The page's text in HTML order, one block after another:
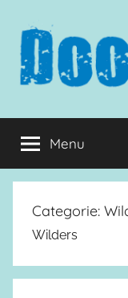
inhoud
springen
Menu
Categorie:
Wilders